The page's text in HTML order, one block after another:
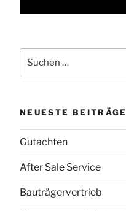
nach:
NEUESTE BEITRÄGE
Gutachten
After Sale Service
Bauträgervertrieb